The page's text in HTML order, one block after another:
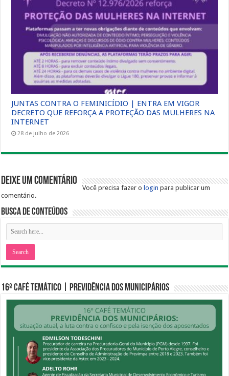
JUNTAS CONTRA O FEMINICÍDIO | ENTRA EM VIGOR
DECRETO QUE REFORÇA A PROTEÇÃO DAS MULHERES NA
INTERNET
28 de julho de 2026
Deixe um comentário
Você precisa fazer ologin para publicar um
comentário.
Busca de Conteúdos
16º CAFÉ TEMÁTICO | PREVIDÊNCIA DOS MUNICIPÁRIOS